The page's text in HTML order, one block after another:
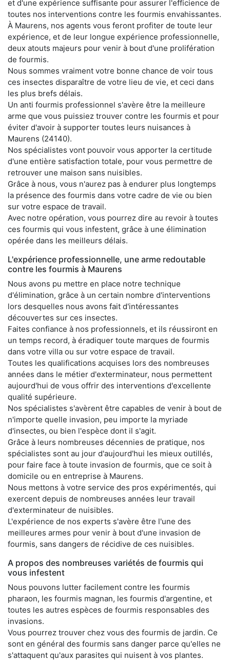
et d'une expérience suffisante pour assurer l'efficience de
toutes nos interventions contre les fourmis envahissantes.
À Maurens, nos agents vous feront profiter de toute leur
expérience, et de leur longue expérience professionnelle,
deux atouts majeurs pour venir à bout d'une prolifération
de fourmis.
Nous sommes vraiment votre bonne chance de voir tous
ces insectes disparaître de votre lieu de vie, et ceci dans
les plus brefs délais.
Un anti fourmis professionnel s'avère être la meilleure
arme que vous puissiez trouver contre les fourmis et pour
éviter d'avoir à supporter toutes leurs nuisances à
Maurens (24140).
Nos spécialistes vont pouvoir vous apporter la certitude
d'une entière satisfaction totale, pour vous permettre de
retrouver une maison sans nuisibles.
Grâce à nous, vous n'aurez pas à endurer plus longtemps
la présence des fourmis dans votre cadre de vie ou bien
sur votre espace de travail.
Avec notre opération, vous pourrez dire au revoir à toutes
ces fourmis qui vous infestent, grâce à une élimination
opérée dans les meilleurs délais.
L'expérience professionnelle, une arme redoutable
contre les fourmis à Maurens
Nous avons pu mettre en place notre technique
d'élimination, grâce à un certain nombre d'interventions
lors desquelles nous avons fait d'intéressantes
découvertes sur ces insectes.
Faites confiance à nos professionnels, et ils réussiront en
un temps record, à éradiquer toute marques de fourmis
dans votre villa ou sur votre espace de travail.
Toutes les qualifications acquises lors des nombreuses
années dans le métier d'exterminateur, nous permettent
aujourd'hui de vous offrir des interventions d'excellente
qualité supérieure.
Nos spécialistes s'avèrent être capables de venir à bout de
n'importe quelle invasion, peu importe la myriade
d'insectes, ou bien l'espèce dont il s'agit.
Grâce à leurs nombreuses décennies de pratique, nos
spécialistes sont au jour d'aujourd'hui les mieux outillés,
pour faire face à toute invasion de fourmis, que ce soit à
domicile ou en entreprise à Maurens.
Nous mettons à votre service des pros expérimentés, qui
exercent depuis de nombreuses années leur travail
d'exterminateur de nuisibles.
L'expérience de nos experts s'avère être l'une des
meilleures armes pour venir à bout d'une invasion de
fourmis, sans dangers de récidive de ces nuisibles.
A propos des nombreuses variétés de fourmis qui
vous infestent
Nous pouvons lutter facilement contre les fourmis
pharaon, les fourmis magnan, les fourmis d'argentine, et
toutes les autres espèces de fourmis responsables des
invasions.
Vous pourrez trouver chez vous des fourmis de jardin. Ce
sont en général des fourmis sans danger parce qu'elles ne
s'attaquent qu'aux parasites qui nuisent à vos plantes.